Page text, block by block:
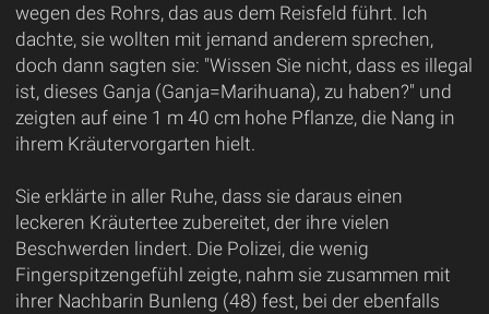
wegen des Rohrs, das aus dem Reisfeld führt. Ich
dachte, sie wollten mit jemand anderem sprechen,
doch dann sagten sie: "Wissen Sie nicht, dass es illegal
ist, dieses Ganja (Ganja=Marihuana), zu haben?" und
zeigten auf eine 1 m 40 cm hohe Pflanze, die Nang in
ihrem Kräutervorgarten hielt.
Sie erklärte in aller Ruhe, dass sie daraus einen
leckeren Kräutertee zubereitet, der ihre vielen
Beschwerden lindert. Die Polizei, die wenig
Fingerspitzengefühl zeigte, nahm sie zusammen mit
ihrer Nachbarin Bunleng (48) fest, bei der ebenfalls